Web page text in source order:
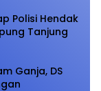
Polisi Hendak
Tanjung
Ganja, DS